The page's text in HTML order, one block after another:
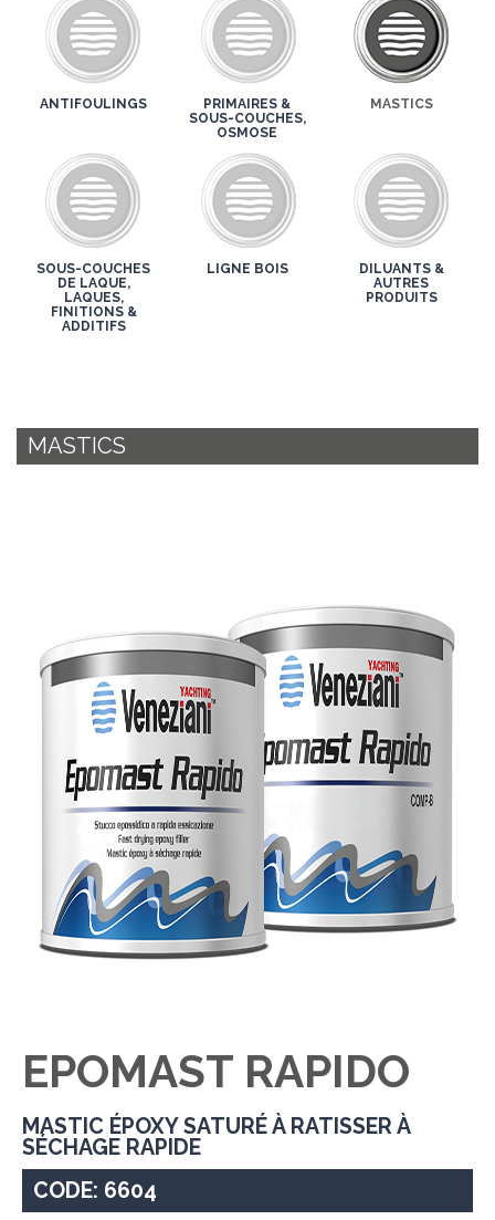
ANTIFOULINGS
PRIMAIRES &
SOUS-COUCHES,
OSMOSE
MASTICS
SOUS-COUCHES
DE LAQUE,
LAQUES,
FINITIONS &
ADDITIFS
LIGNE BOIS
DILUANTS &
AUTRES
PRODUITS
MASTICS
EPOMAST RAPIDO
MASTIC ÉPOXY SATURÉ À RATISSER À
SÉCHAGE RAPIDE
CODE: 6604